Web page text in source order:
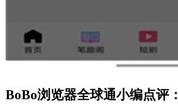
BoBo浏览器全球通小编点评：